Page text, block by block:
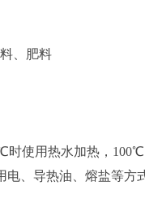
、肥料
使用热水加热，
、导热油、熔盐等方